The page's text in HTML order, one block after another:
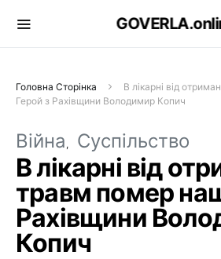
Головна Сторінка
В лікарні від
Герой з Рахівщини Володимир Копич
Війна Суспільство
В лікарні від
травм помер
Рахівщини
Копич